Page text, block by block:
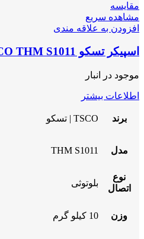
مقایسه
مشاهده سریع
افزودن به علاقه مندی
اسپیکر تسکو SPEAKER TSCO THM S1011
موجود در انبار
اطلاعات بیشتر
برند TSCO | تسکو
مدل THM S1011
نوع
اتصال
بلوتوثی
وزن 10 کیلو گرم